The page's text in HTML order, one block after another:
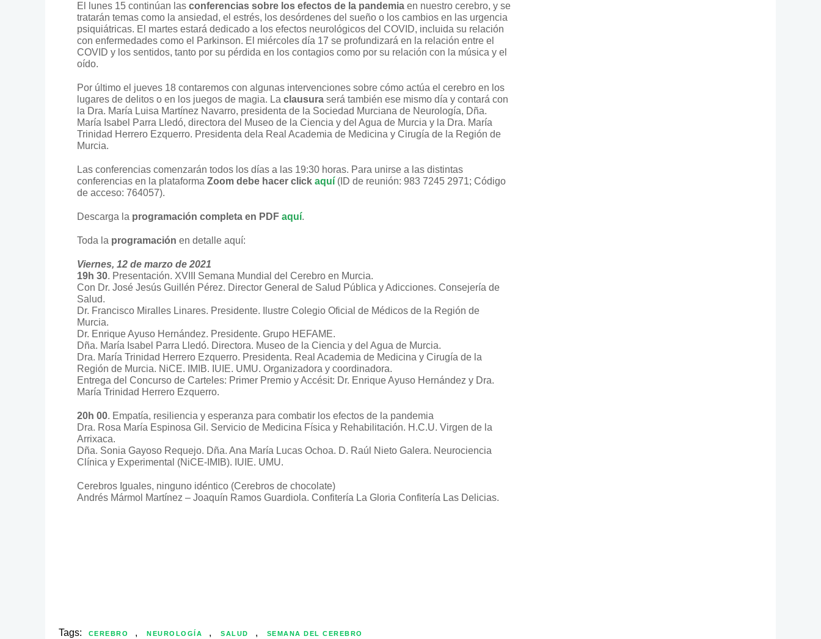
El lunes 15 continúan las conferencias sobre los efectos de la pandemiaen nuestro cerebro, y se
tratarán temas como la ansiedad, el estrés, los desórdenes del sueño o los cambios en las urgencia
psiquiátricas. El martes estará dedicado a los efectos neurológicos del COVID, incluida su relación
con enfermedades como el Parkinson. El miércoles día 17 se profundizará en la relación entre el
COVID y los sentidos, tanto por su pérdida en los contagios como por su relación con la música y el
oído.
Por último el jueves 18 contaremos con algunas intervenciones sobre cómo actúa el cerebro en los
lugares de delitos o en los juegos de magia. La clausuraserá también ese mismo día y contará con
la Dra. María Luisa Martínez Navarro, presidenta de la Sociedad Murciana de Neurología, Dña.
María Isabel Parra Lledó, directora del Museo de la Ciencia y del Agua de Murcia y la Dra. María
Trinidad Herrero Ezquerro. Presidenta dela Real Academia de Medicina y Cirugía de la Región de
Murcia.
Las conferencias comenzarán todos los días a las 19:30 horas. Para unirse a las distintas
conferencias en la plataforma Zoom debe hacer click aquí(ID de reunión: 983 7245 2971; Código
de acceso: 764057).
Descarga la programación completa en PDF aquí.
Toda la programación en detalle aquí:
Viernes, 12 de marzo de 2021
19h 30. Presentación. XVIII Semana Mundial del Cerebro en Murcia.
Con Dr. José Jesús Guillén Pérez. Director General de Salud Pública y Adicciones. Consejería de
Salud.
Dr. Francisco Miralles Linares. Presidente. Ilustre Colegio Oficial de Médicos de la Región de
Murcia.
Dr. Enrique Ayuso Hernández. Presidente. Grupo HEFAME.
Dña. María Isabel Parra Lledó. Directora. Museo de la Ciencia y del Agua de Murcia.
Dra. María Trinidad Herrero Ezquerro. Presidenta. Real Academia de Medicina y Cirugía de la
Región de Murcia. NiCE. IMIB. IUIE. UMU. Organizadora y coordinadora.
Entrega del Concurso de Carteles: Primer Premio y Accésit: Dr. Enrique Ayuso Hernández y Dra.
María Trinidad Herrero Ezquerro.
20h 00. Empatía, resiliencia y esperanza para combatir los efectos de la pandemia
Dra. Rosa María Espinosa Gil. Servicio de Medicina Física y Rehabilitación. H.C.U. Virgen de la
Arrixaca.
Dña. Sonia Gayoso Requejo. Dña. Ana María Lucas Ochoa. D. Raúl Nieto Galera. Neurociencia
Clínica y Experimental (NiCE-IMIB). IUIE. UMU.
Cerebros Iguales, ninguno idéntico (Cerebros de chocolate)
Andrés Mármol Martínez – Joaquín Ramos Guardiola. Confitería La Gloria Confitería Las Delicias.
Tags: CEREBRO , NEUROLOGÍA , SALUD , SEMANA DEL CEREBRO